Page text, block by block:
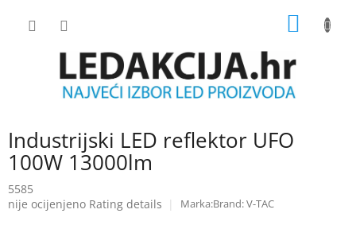
Industrijski LED reflektor UFO
100W 13000lm
5585
The
nije ocijenjeno Rating details Brand:V-TAC